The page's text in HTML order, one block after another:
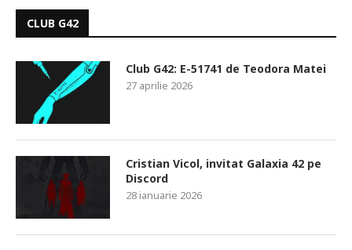
CLUB G42
Club G42: E-51741 de Teodora Matei
27 aprilie 2026
Cristian Vicol, invitat Galaxia 42 pe
Discord
28 ianuarie 2026